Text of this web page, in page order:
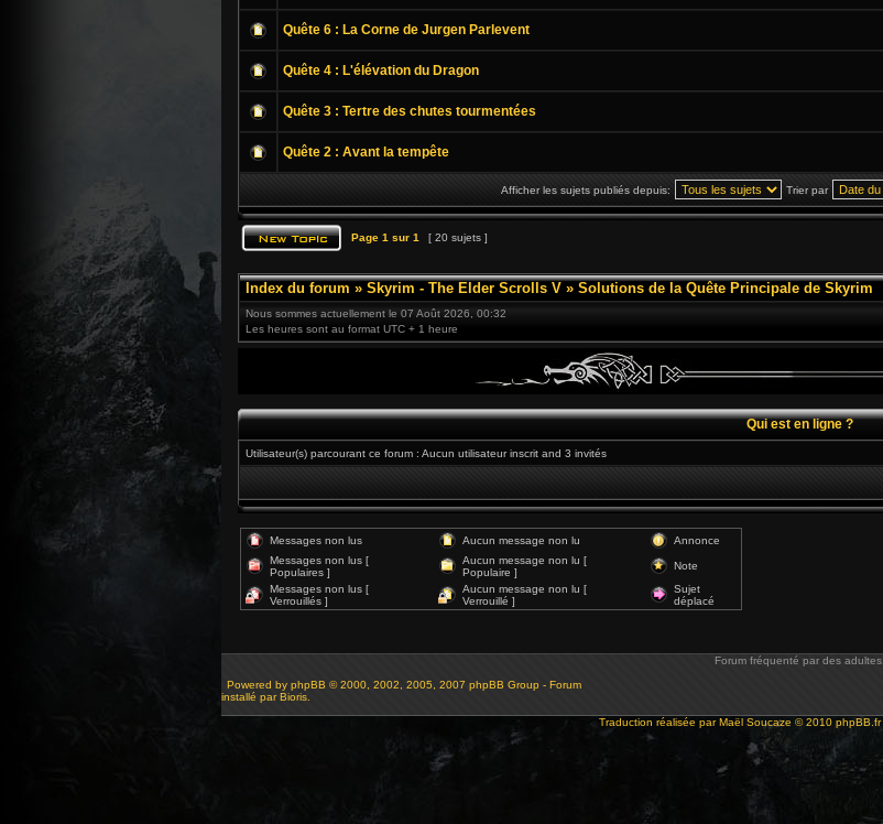
Quête 6 : La Corne de Jurgen Parlevent
Quête 4 : L'élévation du Dragon
Quête 3 : Tertre des chutes tourmentées
Quête 2 : Avant la tempête
Afficher les sujets publiés depuis: Trier par
Page 1 sur 1 [ 20 sujets ]
Index du forum » Skyrim - The Elder Scrolls V » Solutions de la Quête Principale de Skyrim
Nous sommes actuellement le 07 Août 2026, 00:32
Les heures sont au format UTC + 1 heure
Qui est en ligne ?
Utilisateur(s) parcourant ce forum : Aucun utilisateur inscrit and 3 invités
Messages non lus Aucun message non lu
Annonce
Messages non lus [
Populaires ]
Aucun message non lu [
Populaire ]
Note
Messages non lus [
Verrouillés ]
Aucun message non lu [
Verrouillé ]
Sujet
déplacé
Forum fréquenté par des adultes.
Powered by phpBB © 2000, 2002, 2005, 2007 phpBB Group - Forum
installé par Bioris.
Traduction réalisée parMaël Soucaze © 2010 phpBB.fr